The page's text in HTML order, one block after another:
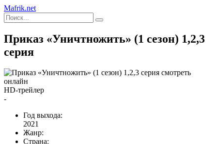
Mafrik.net
Приказ «Уничтножить» (1 сезон) 1,2,3
серия
HD-трейлер
-
Год выхода:
2021
Жанр:
Страна: